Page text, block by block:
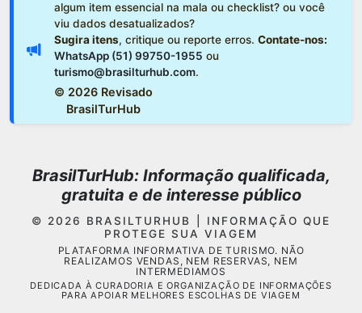
algum item essencial na mala ou checklist? ou você
viu dados desatualizados?
Sugira itens, critique ou reporte erros. Contate-nos:
WhatsApp (51) 99750-1955 ou
turismo@brasilturhub.com.
© 2026 Revisado
BrasilTurHub
BrasilTurHub: Informação qualificada,
gratuita e de interesse público
© 2026 BRASILTURHUB | INFORMAÇÃO QUE
PROTEGE SUA VIAGEM
PLATAFORMA INFORMATIVA DE TURISMO. NÃO
REALIZAMOS VENDAS, NEM RESERVAS, NEM
INTERMEDIAMOS
DEDICADA À CURADORIA E ORGANIZAÇÃO DE INFORMAÇÕES
PARA APOIAR MELHORES ESCOLHAS DE VIAGEM